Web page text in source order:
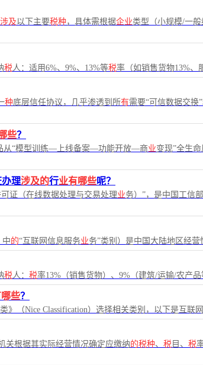
涉及以下主要税种，具体需根据企业类型（小规模/一般
税人：适用6%、9%、13%等税率（如销售货物13%、
种底层信任协议，几乎渗透到所有需要“可信数据交换
些？
从“模型训练—上线备案—功能开放—商业变现”全生
理涉及的行业有哪些呢？
证（在线数据处理与交易处理业务）”，是中国工信
中的“互联网信息服务业务”类别）是中国大陆地区经
税人： 税率13%（销售货物）、9%（建筑/运输/农产
些？
》（Nice Classification）选择相关类别，以下是互联网
关根据其实际经营情况确定应缴纳的税种、 税 目、 税